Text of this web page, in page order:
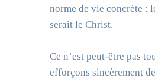
norme de vie concrète :
serait le Christ.
Ce n’est peut-être pas
efforçons sincèrement